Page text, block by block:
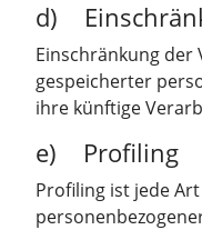
d)
Einschränkung
gespeicherter
ihre künftige
e) Profiling
Profiling ist jede